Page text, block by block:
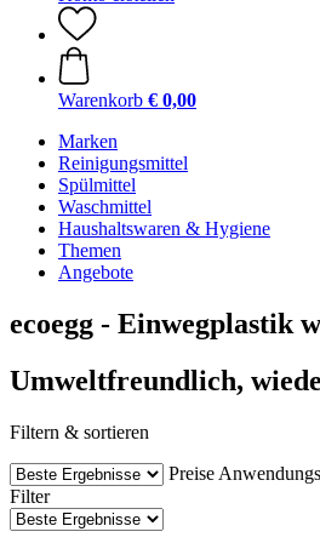
Warenkorb € 0,00
Marken
Reinigungsmittel
Spülmittel
Waschmittel
Haushaltswaren & Hygiene
Themen
Angebote
ecoegg - Einwegplastik
Umweltfreundlich,
Filtern & sortieren
Preise
Filter